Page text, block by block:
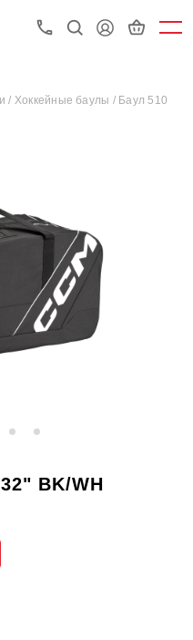
/ Хоккейные баулы / Баул 510
BK/WH